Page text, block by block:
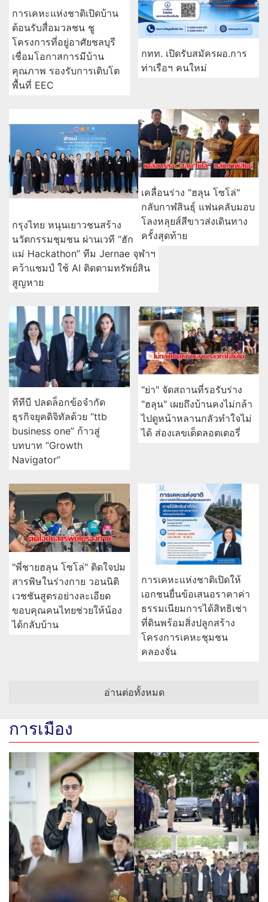
การเคหะแห่งชาติเปิดบ้าน
ต้อนรับสื่อมวลชน ชู
โครงการที่อยู่อาศัยชลบุรี
เชื่อมโอกาสการมีบ้าน
คุณภาพ รองรับการเติบโต
พื้นที่ EEC
กทท. เปิดรับสมัครผอ.การ
ท่าเรือฯ คนใหม่
กรุงไทย หนุนเยาวชนสร้าง
นวัตกรรมชุมชน ผ่านเวที “ฮัก
แม่ Hackathon” ทีม Jernae จุฬาฯ
คว้าแชมป์ ใช้ AI ติดตามทรัพย์สิน
สูญหาย
เคลื่อนร่าง "ฮลุน โซโล่"
กลับกาฬสินธุ์ แฟนคลับมอบ
โลงหลุยส์สีขาวส่งเดินทาง
ครั้งสุดท้าย
ทีทีบี ปลดล็อกข้อจำกัด
ธุรกิจยุคดิจิทัลด้วย “ttb
business one” ก้าวสู่
บทบาท “Growth
Navigator”
"ย่า" จัดสถานที่รอรับร่าง
"ฮลุน" เผยถึงบ้านคงไม่กล้า
ไปดูหน้าหลานกลัวทำใจไม่
ได้ ส่องเลขเด็ดลอตเตอรี่
"พี่ชายฮลุน โซโล่" ติดใจปม
สารพิษในร่างกาย วอนนิติ
เวชชันสูตรอย่างละเอียด
ขอบคุณคนไทยช่วยให้น้อง
ได้กลับบ้าน
การเคหะแห่งชาติเปิดให้
เอกชนยื่นข้อเสนอราคาค่า
ธรรมเนียมการได้สิทธิเช่า
ที่ดินพร้อมสิ่งปลูกสร้าง
โครงการเคหะชุมชน
คลองจั่น
อ่านต่อทั้งหมด
การเมือง